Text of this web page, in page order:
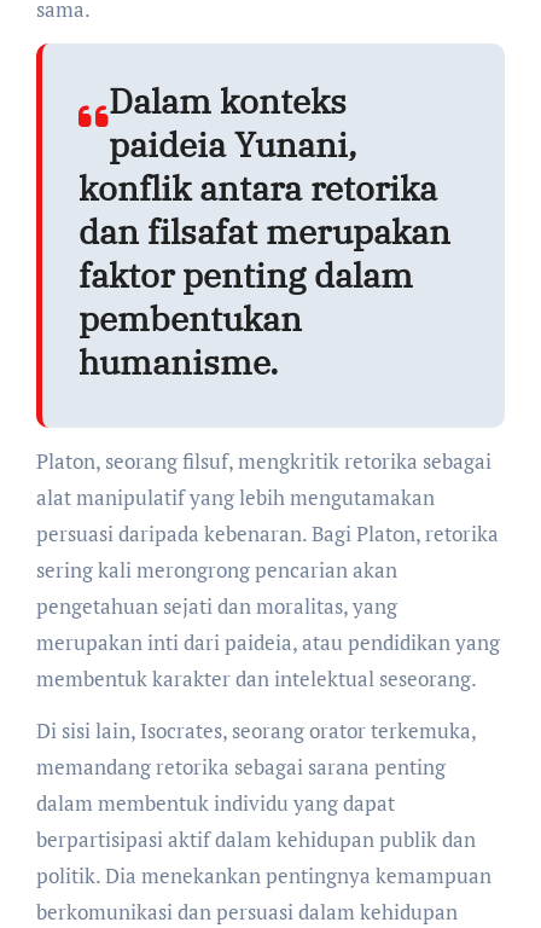
sama.
Dalam konteks
paideia Yunani,
konflik antara retorika
dan filsafat merupakan
faktor penting dalam
pembentukan
humanisme.
Platon, seorang filsuf, mengkritik retorika sebagai
alat manipulatif yang lebih mengutamakan
persuasi daripada kebenaran. Bagi Platon, retorika
sering kali merongrong pencarian akan
pengetahuan sejati dan moralitas, yang
merupakan inti dari paideia, atau pendidikan yang
membentuk karakter dan intelektual seseorang.
Di sisi lain, Isocrates, seorang orator terkemuka,
memandang retorika sebagai sarana penting
dalam membentuk individu yang dapat
berpartisipasi aktif dalam kehidupan publik dan
politik. Dia menekankan pentingnya kemampuan
berkomunikasi dan persuasi dalam kehidupan